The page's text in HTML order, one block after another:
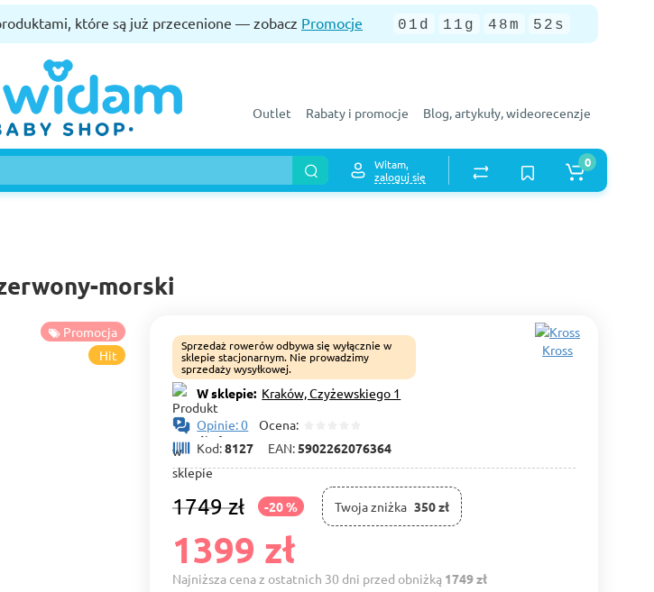
które są już przecenione — zobacz Promocje 01d 11g 48m 51s
Outlet Rabaty i promocje Blog, artykuły, wideorecenzje
Witam,
zaloguj się
0
morski
Promocja
Hit
Sprzedaż rowerów odbywa się wyłącznie w
sklepie stacjonarnym. Nie prowadzimy
sprzedaży wysyłkowej.
W sklepie: Kraków, Czyżewskiego 1
Opinie: 0 Ocena:
Kod:8127 EAN:5902262076364
Kross
1749 zł -20 % Twoja zniżka 350 zł
1399 zł
Najniższa cena z ostatnich 30 dni przed obniżką 1749 zł